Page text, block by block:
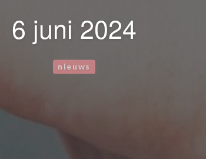
6 juni 2024
nieuws